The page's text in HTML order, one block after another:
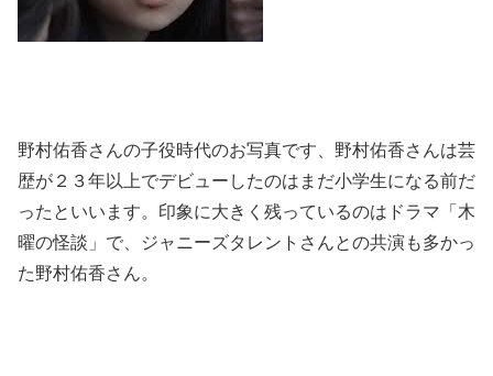
野村佑香さんの子役時代のお写真です、野村佑香さんは芸
歴が２３年以上でデビューしたのはまだ小学生になる前だ
ったといいます。印象に大きく残っているのはドラマ「木
曜の怪談」で、ジャニーズタレントさんとの共演も多かっ
た野村佑香さん。